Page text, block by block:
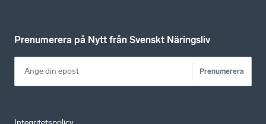
Prenumerera på Nytt från Svenskt Näringsliv
Prenumerera